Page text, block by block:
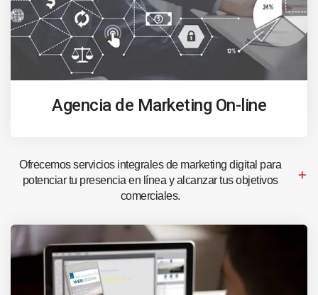
Agencia de Marketing On-line
Ofrecemos servicios integrales de marketing digital para
potenciar tu presencia en línea y alcanzar tus objetivos
comerciales.